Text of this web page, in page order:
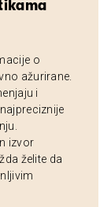
o
ažurirane.
i
izvor
želite da